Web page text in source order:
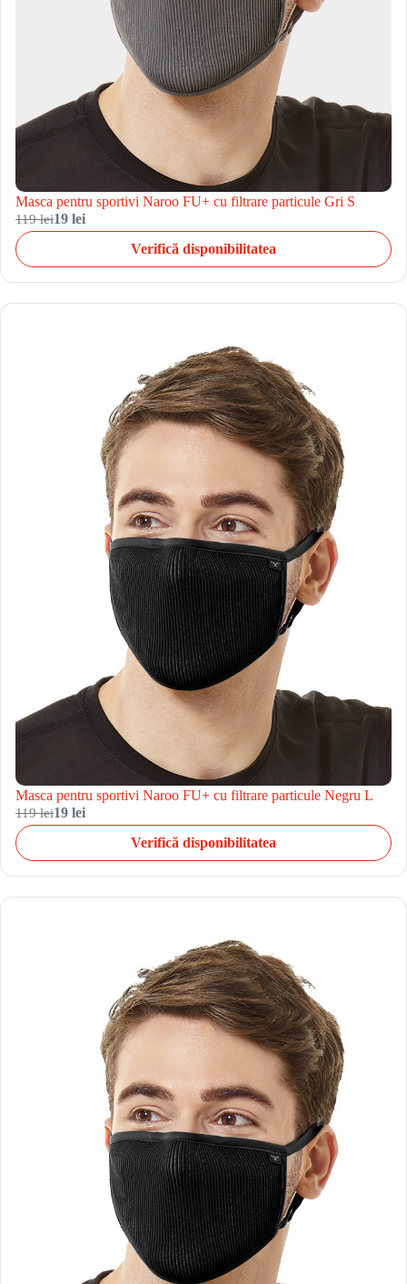
Masca pentru sportivi Naroo FU+ cu filtrare particule Gri S
119 lei19 lei
Verifică disponibilitatea
Masca pentru sportivi Naroo FU+ cu filtrare particule Negru L
119 lei19 lei
Verifică disponibilitatea